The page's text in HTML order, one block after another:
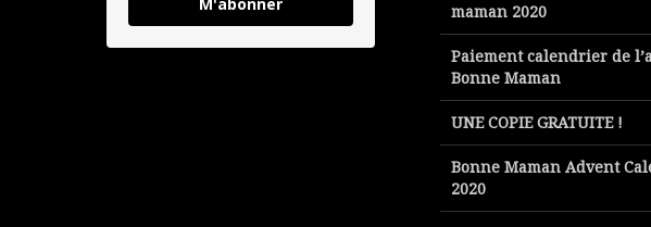
maman 2020
Paiement calendrier de
Bonne Maman
UNE COPIE GRATUITE !
Bonne Maman Advent
2020